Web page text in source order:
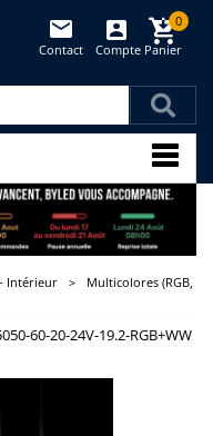
Panier
0
Compte
Contact
- Intérieur >
Multicolores (RGB,
60-20-24V-19.2-RGB+WW